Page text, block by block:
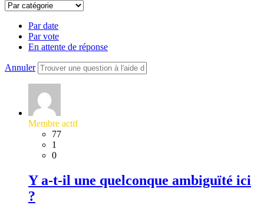
Par date
Par vote
En attente de réponse
Annuler
Membre actif
77
1
0
Y a-t-il une quelconque ambiguïté ici
?